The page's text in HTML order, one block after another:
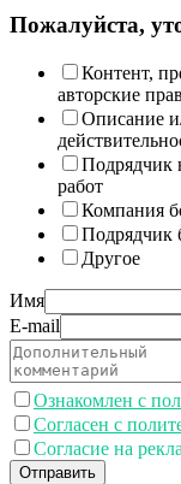
Пожалуйста,
Контент,
авторские
Описание
Подрядчик
работ
Компания
Подрядчик
Другое
Имя
E-mail
Ознакомлен с
Согласен с
Согласие на
Отправить